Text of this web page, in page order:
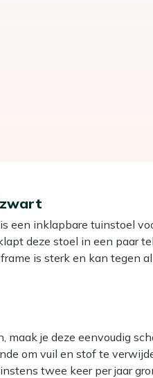
een inklapbare tuinstoel
deze stoel in een paar
is sterk en kan tegen
snel in en bergt ’m
dat het hele jaar
maak je deze eenvoudig
om vuil en stof te
twee keer per jaar